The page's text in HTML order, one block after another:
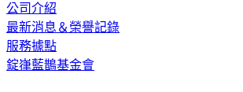
公司介紹
最新消息＆榮譽記錄
服務據點
錠嵂藍鵲基金會